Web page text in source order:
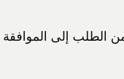
الطلب إلى